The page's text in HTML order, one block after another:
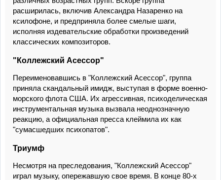
расширилась, включив Александра Назаренко на
ксилофоне, и предприняла более смелые шаги,
исполняя издевательские обработки произведений
классических композиторов.
"Коллежский Асессор"
Переименовавшись в "Коллежский Асессор", группа
приняла скандальный имидж, выступая в форме военно-
морского флота США. Их агрессивная, психоделическая
инструментальная музыка вызвала неоднозначную
реакцию, а официальная пресса клеймила их как
"сумасшедших психопатов".
Триумф
Несмотря на преследования, "Коллежский Асессор"
играл музыку, опережавшую свое время. В конце 80-х